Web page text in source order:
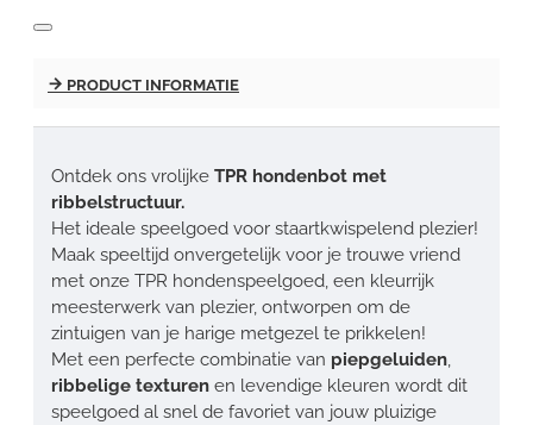
PRODUCT INFORMATIE
Ontdek ons vrolijke TPR hondenbot met
ribbelstructuur.
Het ideale speelgoed voor staartkwispelend plezier!
Maak speeltijd onvergetelijk voor je trouwe vriend
met onze TPR hondenspeelgoed, een kleurrijk
meesterwerk van plezier, ontworpen om de
zintuigen van je harige metgezel te prikkelen!
Met een perfecte combinatie van piepgeluiden,
ribbelige texturen en levendige kleuren wordt dit
speelgoed al snel de favoriet van jouw pluizige